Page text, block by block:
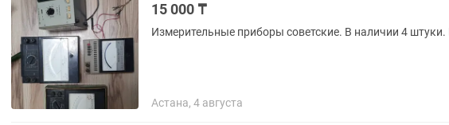
15 000 ₸
Измерительные приборы советские. В наличии 4 штуки.
Астана, 4 августа